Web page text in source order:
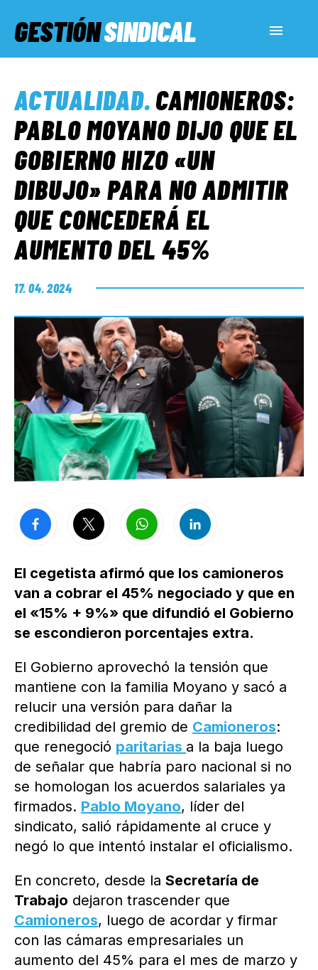
GESTIÓNSINDICAL
SERVICIOS SOCIALES
INFORMES ESPECIALES
FUERA DE MEGÁFONO
ACTUALIDAD.CAMIONEROS:
PABLO MOYANO DIJO QUE EL
GOBIERNO HIZO «UN
DIBUJO» PARA NO ADMITIR
QUE CONCEDERÁ EL
AUMENTO DEL 45%
17. 04. 2024
El cegetista afirmó que los camioneros
van a cobrar el 45% negociado y que en
el «15% + 9%» que difundió el Gobierno
se escondieron porcentajes extra.
El Gobierno aprovechó la tensión que
mantiene con la familia Moyano y sacó a
relucir una versión para dañar la
credibilidad del gremio de Camioneros:
que renegoció paritarias a la baja luego
de señalar que habría paro nacional si no
se homologan los acuerdos salariales ya
firmados. Pablo Moyano, líder del
sindicato, salió rápidamente al cruce y
negó lo que intentó instalar el oficialismo.
En concreto, desde la Secretaría de
Trabajo dejaron trascender que
Camioneros, luego de acordar y firmar
con las cámaras empresariales un
aumento del 45% para el mes de marzo y